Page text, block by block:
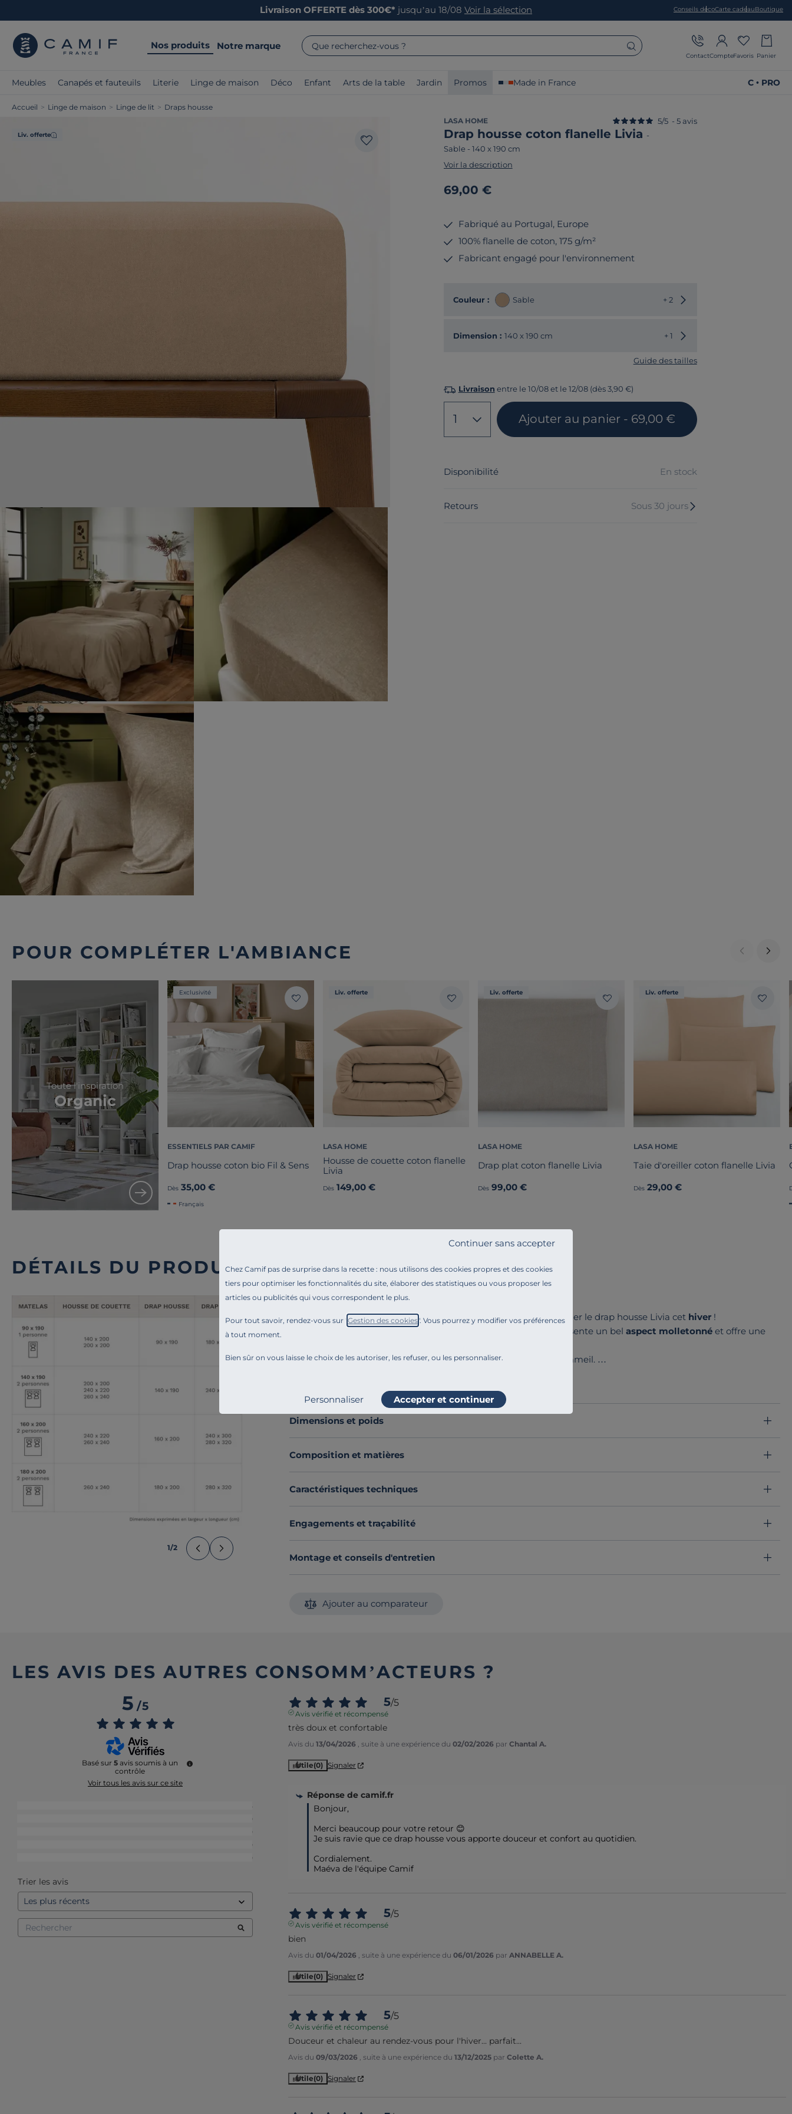
Chez Camif pas de surprise dans la recette : nous utilisons des cookies propres et des cookies
tiers pour optimiser les fonctionnalités du site, élaborer des statistiques ou vous proposer les
articles ou publicités qui vous correspondent le plus.
Pour tout savoir, rendez-vous sur " Gestion des cookies". Vous pourrez y modifier vos préférences
à tout moment.
Bien sûr on vous laisse le choix de les autoriser, les refuser, ou les personnaliser.
Continuer sans accepter
Personnaliser Accepter et continuer
Livraison OFFERTE dès 300€* jusqu’au 18/08 Voir la sélection Conseils décoCarte cadeauBoutique
Nos produits Notre marque Que recherchez-vous ?
ContactCompteFavoris Panier
Meubles Canapés et fauteuils Literie Linge de maison Déco Enfant Arts de la table Jardin Promos Made in France C • PRO
Accueil > Linge de maison > Linge de lit > Draps housse
Liv. offerte
LASA HOME
Drap housse coton flanelle Livia -
Sable - 140 x 190 cm
5/5 - 5 avis
Voir la description
69,00 €
Fabriqué au Portugal, Europe
100% flanelle de coton, 175 g/m²
Fabricant engagé pour l'environnement
Couleur : Sable + 2 Choisir une autre couleur
Dimension : 140 x 190 cm + 1 Choisir une autre dimension
Guide des tailles
Livraison entre le 10/08 et le 12/08 (dès 3,90 €)
1 Ajouter au panier - 69,00 €
Disponibilité En stock
Retours Sous 30 jours
POUR COMPLÉTER L'AMBIANCE
Toute l'inspiration
Organic
Exclusivité
ESSENTIELS PAR CAMIF
Drap housse coton bio Fil & Sens
Dès 35,00 €
Français
Liv. offerte
LASA HOME
Housse de couette coton flanelle
Livia
Dès 149,00 €
Liv. offerte
LASA HOME
Drap plat coton flanelle Livia
Dès 99,00 €
Liv. offerte
LASA HOME
Taie d'oreiller coton flanelle Livia
Dès 29,00 €
DÉTAILS DU PRODUIT
1/2
Référence : 100377713107
Vous rêvez de nuits douces et bien au chaud ? Vous allez apprécier le drap housse Livia cet hiver !
Confectionné enflanelle de coton chambray , cette matière présente un belaspect molletonné et offre une
Sonconfort exceptionnelvous garantit de longues nuits de sommeil.
Dimensions et poids
Composition et matières
Caractéristiques techniques
Engagements et traçabilité
Montage et conseils d'entretien
Ajouter au comparateur
LES AVIS DES AUTRES CONSOMM’ACTEURS ?
5/5
Basé sur 5 avis soumis à un
contrôle
Voir tous les avis sur ce site
5
0
0
0
0
Trier les avis
5/5
Avis vérifié et récompensé
très doux et confortable
Avis du 13/04/2026 , suite à une expérience du 02/02/2026 par Chantal A.
Utile(0) Signaler
Réponse de camif.fr
Bonjour,
Merci beaucoup pour votre retour 😊
Je suis ravie que ce drap housse vous apporte douceur et confort au quotidien.
Cordialement.
Maéva de l'équipe Camif
5/5
Avis vérifié et récompensé
bien
Avis du 01/04/2026 , suite à une expérience du 06/01/2026 par ANNABELLE A.
Utile(0) Signaler
5/5
Avis vérifié et récompensé
Douceur et chaleur au rendez-vous pour l'hiver... parfait...
Avis du 09/03/2026 , suite à une expérience du 13/12/2025 par Colette A.
Utile(0) Signaler